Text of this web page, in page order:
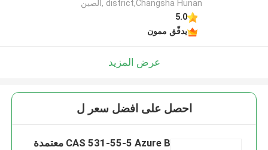
district,Changsha Hunan ,الصين
5.0
يدقّق ممون
عرض المزيد
احصل على افضل سعر ل
CAS 531-55-5 Azure B معتمدة